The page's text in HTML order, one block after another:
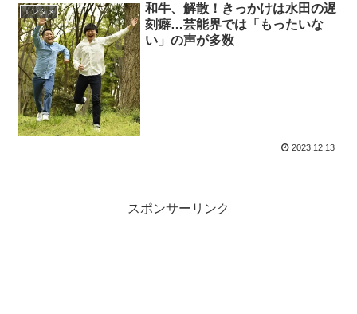
エンタメ
和牛、解散！きっかけは水田の遅
刻癖…芸能界では「もったいな
い」の声が多数
2023.12.13
スポンサーリンク